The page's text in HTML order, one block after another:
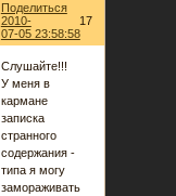
Поделиться
17
2010-
07-05 23:58:58
Слушайте!!!
У меня в
кармане
записка
странного
содержания -
типа я могу
замораживать